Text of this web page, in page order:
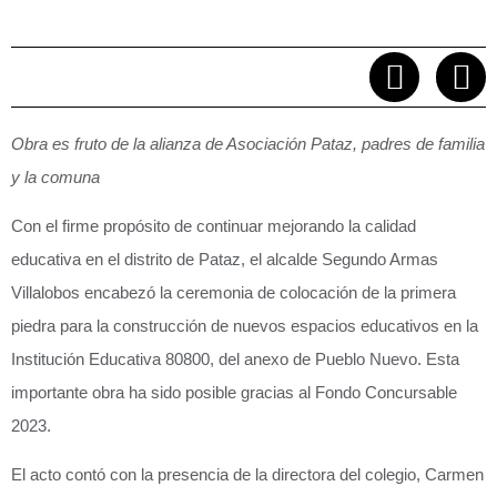
Obra es fruto de la alianza de Asociación Pataz, padres de familia
y la comuna
Con el firme propósito de continuar mejorando la calidad
educativa en el distrito de Pataz, el alcalde Segundo Armas
Villalobos encabezó la ceremonia de colocación de la primera
piedra para la construcción de nuevos espacios educativos en la
Institución Educativa 80800, del anexo de Pueblo Nuevo. Esta
importante obra ha sido posible gracias al Fondo Concursable
2023.
El acto contó con la presencia de la directora del colegio, Carmen